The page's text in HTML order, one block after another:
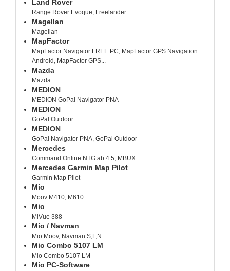
Land Rover
Range Rover Evoque, Freelander
Magellan
Magellan
MapFactor
MapFactor Navigator FREE PC, MapFactor GPS Navigation
Android, MapFactor GPS...
Mazda
Mazda
MEDION
MEDION GoPal Navigator PNA
MEDION
GoPal Outdoor
MEDION
GoPal Navigator PNA, GoPal Outdoor
Mercedes
Command Online NTG ab 4.5, MBUX
Mercedes Garmin Map Pilot
Garmin Map Pilot
Mio
Moov M410, M610
Mio
MiVue 388
Mio / Navman
Mio Moov, Navman S,F,N
Mio Combo 5107 LM
Mio Combo 5107 LM
Mio PC-Software